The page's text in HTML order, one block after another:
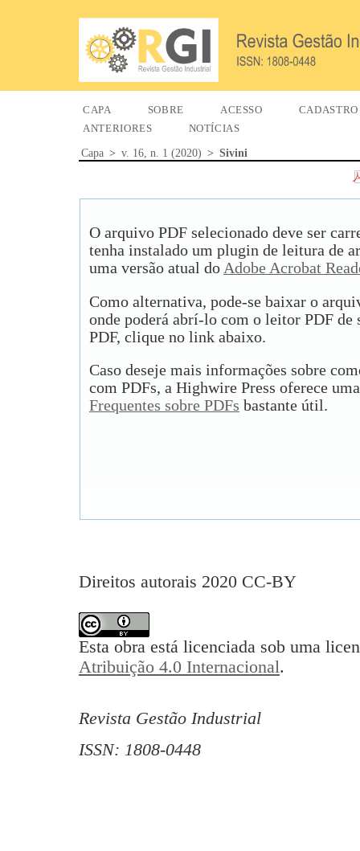
CAPA SOBRE ACESSO
CADASTRO
ANTERIORES
NOTÍCIAS
Capa > v. 16, n. 1 (2020) > Sivini
O arquivo PDF selecionado deve ser
tenha instalado um plugin de leitura de
uma versão atual do Adobe Acrobat
Como alternativa, pode-se baixar o
onde poderá abrí-lo com o leitor PDF de
PDF, clique no link abaixo.
Caso deseje mais informações sobre
com PDFs, a Highwire Press oferece
Frequentes sobre PDFs bastante útil.
Direitos autorais 2020 CC-BY
Esta obra está licenciada sob uma
Atribuição 4.0 Internacional.
Revista Gestão Industrial
ISSN: 1808-0448